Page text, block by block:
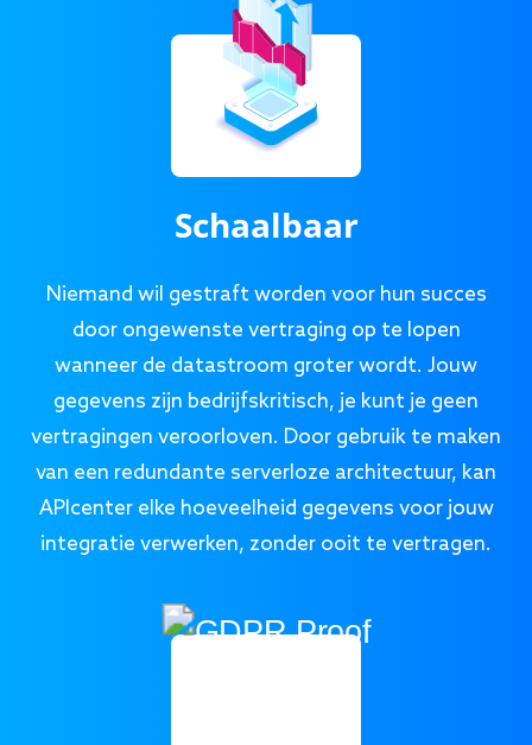
Schaalbaar
Niemand wil gestraft worden voor hun succes
door ongewenste vertraging op te lopen
wanneer de datastroom groter wordt. Jouw
gegevens zijn bedrijfskritisch, je kunt je geen
vertragingen veroorloven. Door gebruik te maken
van een redundante serverloze architectuur, kan
APIcenter elke hoeveelheid gegevens voor jouw
integratie verwerken, zonder ooit te vertragen.